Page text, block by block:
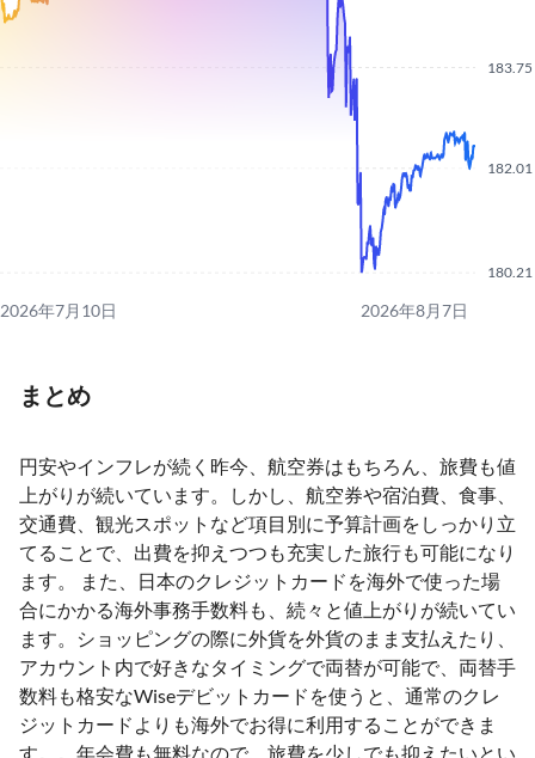
180.21
182.01
183.75
2026年7月10日 2026年8月7日
まとめ
円安やインフレが続く昨今、航空券はもちろん、旅費も値
上がりが続いています。しかし、航空券や宿泊費、食事、
交通費、観光スポットなど項目別に予算計画をしっかり立
てることで、出費を抑えつつも充実した旅行も可能になり
ます。 また、日本のクレジットカードを海外で使った場
合にかかる海外事務手数料も、続々と値上がりが続いてい
ます。ショッピングの際に外貨を外貨のまま支払えたり、
アカウント内で好きなタイミングで両替が可能で、両替手
数料も格安なWiseデビットカードを使うと、通常のクレ
ジットカードよりも海外でお得に利用することができま
す。。年会費も無料なので、旅費を少しでも抑えたいとい